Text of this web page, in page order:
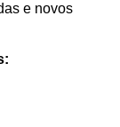
e novos